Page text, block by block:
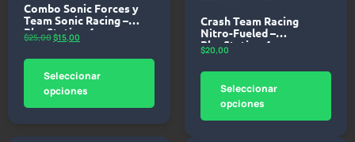
Combo Sonic Forces y
Team Sonic Racing –
PlayStation 4
$25,00$15,00
Seleccionar
opciones
Crash Team Racing
Nitro-Fueled –
PlayStation 4
$20,00
Seleccionar
opciones